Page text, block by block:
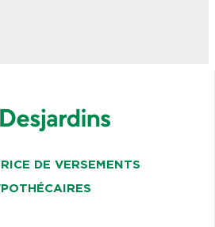
DE VERSEMENTS